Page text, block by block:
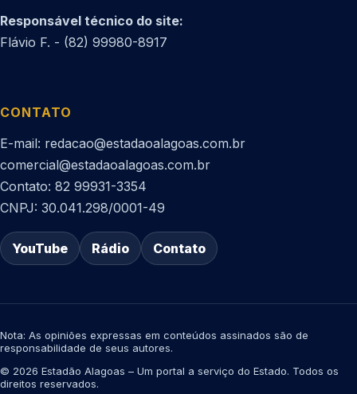
Responsável técnico do site:
Flávio F. - (82) 99980-8917
CONTATO
E-mail: redacao@estadaoalagoas.com.br
comercial@estadaoalagoas.com.br
Contato: 82 99931-3354
CNPJ: 30.041.298/0001-49
YouTube Rádio Contato
Nota: As opiniões expressas em conteúdos assinados são de
responsabilidade de seus autores.
© 2026 Estadão Alagoas – Um portal a serviço do Estado. Todos os
direitos reservados.